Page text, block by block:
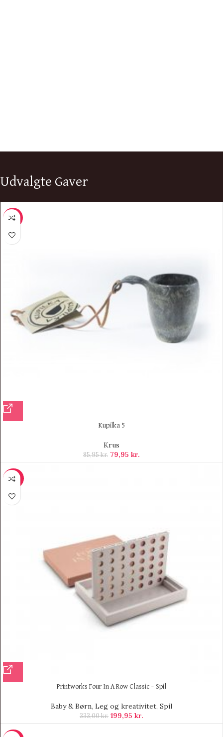
Udvalgte Gaver
-7%
Kupilka 5
Krus
85,95kr. 79,95 kr.
-40%
Printworks Four In A Row Classic – Spil
Baby & Børn, Leg og kreativitet, Spil
333,00kr. 199,95 kr.